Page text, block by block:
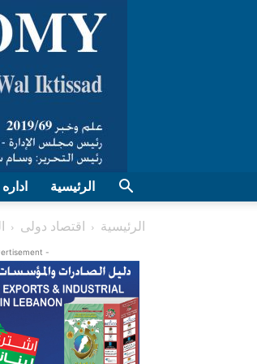
اداره الرئيسية
الرئيسية اقتصاد دولی
- Advertisement -